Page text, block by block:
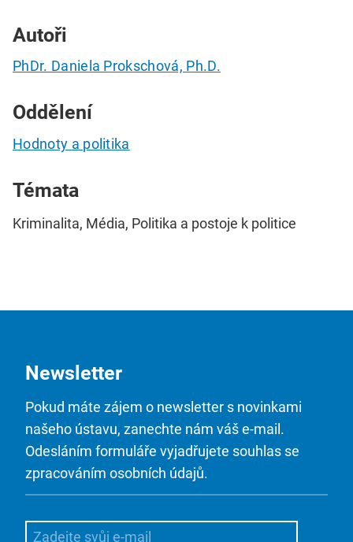
Autoři
PhDr. Daniela Prokschová, Ph.D.
Oddělení
Hodnoty a politika
Témata
Kriminalita, Média, Politika a postoje k politice
Newsletter
Pokud máte zájem o newsletter s novinkami
našeho ústavu, zanechte nám váš e-mail.
Odesláním formuláře vyjadřujete souhlas se
zpracováním osobních údajů.